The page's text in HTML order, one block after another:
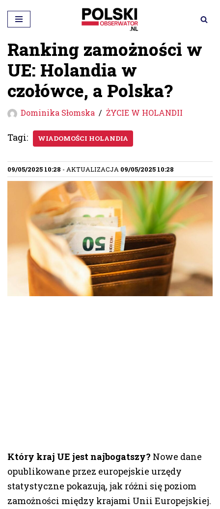
Przejdź
do
treści
Ranking zamożności w
UE: Holandia w
czołówce, a Polska?
Dominika Słomska ŻYCIE W HOLANDII
Tagi: WIADOMOŚCI HOLANDIA
09/05/2025 10:28 - AKTUALIZACJA 09/05/2025 10:28
Który kraj UE jest najbogatszy? Nowe dane
opublikowane przez europejskie urzędy
statystyczne pokazują, jak różni się poziom
zamożności między krajami Unii Europejskiej.